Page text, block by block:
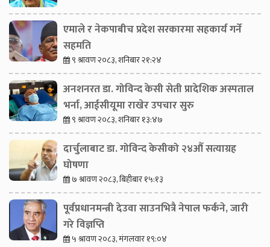
एमाले र नेकपाबीच प्रदेश सरकारमा सहकार्य गर्ने
सहमति
९ श्रावण २०८३, शनिबार २१:२४
अनशनरत डा. गोविन्द केसी सेती प्रादेशिक अस्पताल
भर्ना, आईसीयूमा राखेर उपचार सुरु
९ श्रावण २०८३, शनिबार १३:४७
दार्चुलाबाट डा. गोविन्द केसीको २४औँ सत्याग्रह
घोषणा
७ श्रावण २०८३, बिहीबार १५:१३
पूर्वप्रधानमन्त्री देउवा साउनभित्रै नेपाल फर्कने, जारी
गरे विज्ञप्ति
५ श्रावण २०८३, मंगलवार १९:०४